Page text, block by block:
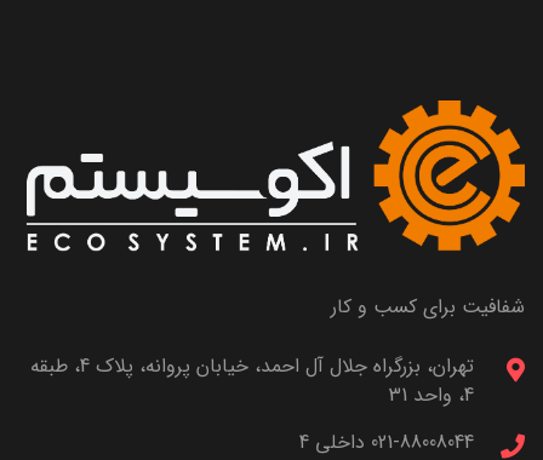
شفافیت برای کسب و کار
تهران، بزرگراه جلال آل احمد، خیابان پروانه، پلاک 4، طبقه
4، واحد 31
021-88008044 داخلی 4